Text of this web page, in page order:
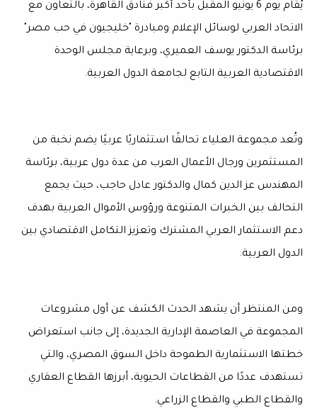
يُقام يوم 6 يونيو المقبل بأحد أكبر فنادق القاهرة، بالتعاون مع
الاتحاد العربي لوسائل الإعلام ومبادرة "خليجيون في حب مصر"
برئاسة الدكتور يوسف العميري، وبرعاية مجلس الوحدة
الاقتصادية العربية التابع لجامعة الدول العربية.
وتُعد مجموعة العلياء تحالفًا استثماريًا عربيًا يضم نخبة من
المستثمرين ورجال الأعمال العرب من عدة دول عربية، برئاسة
المهندس عز الدين كمال والدكتور عادل حاجب، حيث يجمع
التحالف بين الخبرات المتنوعة ورؤوس الأموال العربية بهدف
دعم الاستثمار العربي المشترك وتعزيز التكامل الاقتصادي بين
الدول العربية.
ومن المنتظر أن يشهد الحدث الكشف عن أول مشروعات
المجموعة في العاصمة الإدارية الجديدة، إلى جانب استعراض
خطتها الاستثمارية الطموحة داخل السوق المصري، والتي
تستهدف عددًا من القطاعات الحيوية، أبرزها القطاع العقاري
والقطاع الطبي والقطاع الزراعي.